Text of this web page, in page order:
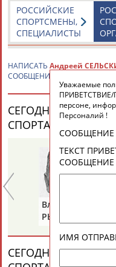
РОССИЙСКИЕ
СПОРТСМЕНЫ,
СПЕЦИАЛИСТЫ
НАПИСАТЬ Андреей
СООБЩЕНИЕ
СЕГОДНЯ ДЕНЬ
СПОРТА (33
Владимир
РЫБАКОВ
СЕГОДНЯ ДЕНЬ
Уважаемые
персоне,
Персоналий !
СООБЩЕНИЕ
ТЕКСТ
СООБЩЕНИЕ
ИМЯ